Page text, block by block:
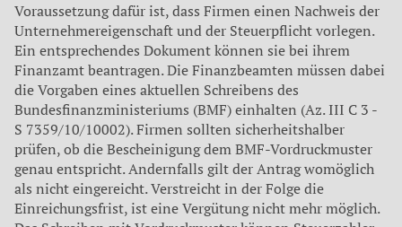
Voraussetzung dafür ist, dass Firmen einen Nachweis der
Unternehmereigenschaft und der Steuerpflicht vorlegen.
Ein entsprechendes Dokument können sie bei ihrem
Finanzamt beantragen. Die Finanzbeamten müssen dabei
die Vorgaben eines aktuellen Schreibens des
Bundesfinanzministeriums (BMF) einhalten (Az. III C 3 -
S 7359/10/10002). Firmen sollten sicherheitshalber
prüfen, ob die Bescheinigung dem BMF-Vordruckmuster
genau entspricht. Andernfalls gilt der Antrag womöglich
als nicht eingereicht. Verstreicht in der Folge die
Einreichungsfrist, ist eine Vergütung nicht mehr möglich.